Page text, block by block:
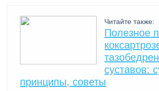
Читайте также:
Полезное
суставов:
принципы, советы